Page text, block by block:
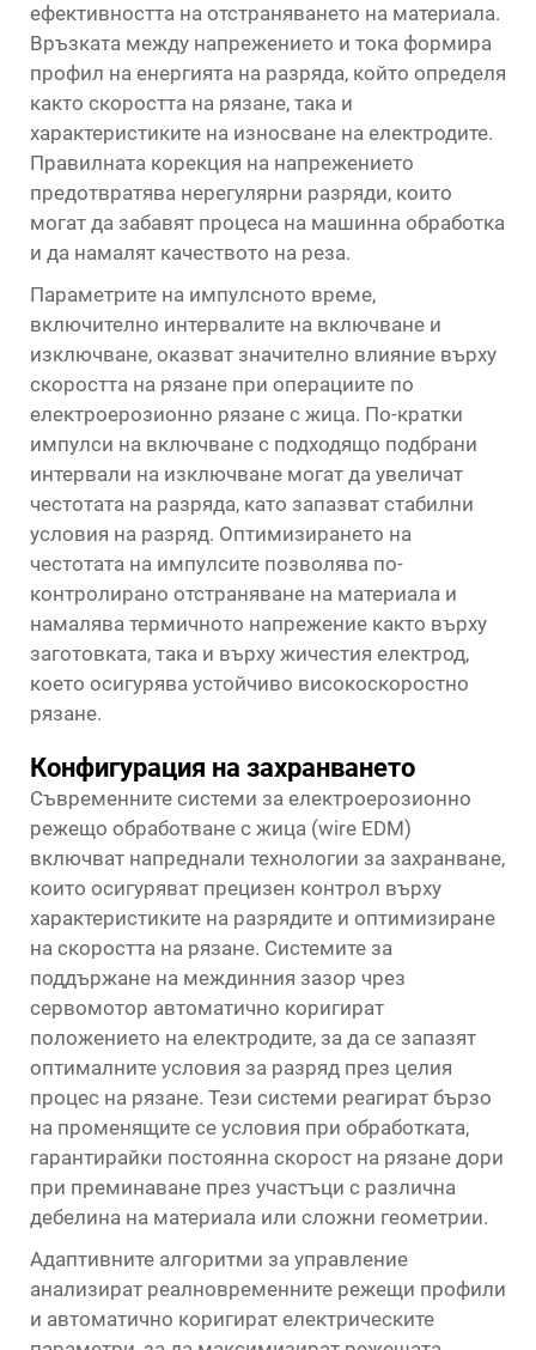
ефективността на отстраняването на материала.
Връзката между напрежението и тока формира
профил на енергията на разряда, който определя
както скоростта на рязане, така и
характеристиките на износване на електродите.
Правилната корекция на напрежението
предотвратява нерегулярни разряди, които
могат да забавят процеса на машинна обработка
и да намалят качеството на реза.
Параметрите на импулсното време,
включително интервалите на включване и
изключване, оказват значително влияние върху
скоростта на рязане при операциите по
електроерозионно рязане с жица. По-кратки
импулси на включване с подходящо подбрани
интервали на изключване могат да увеличат
честотата на разряда, като запазват стабилни
условия на разряд. Оптимизирането на
честотата на импулсите позволява по-
контролирано отстраняване на материала и
намалява термичното напрежение както върху
заготовката, така и върху жичестия електрод,
което осигурява устойчиво високоскоростно
рязане.
Конфигурация на захранването
Съвременните системи за електроерозионно
режещо обработване с жица (wire EDM)
включват напреднали технологии за захранване,
които осигуряват прецизен контрол върху
характеристиките на разрядите и оптимизиране
на скоростта на рязане. Системите за
поддържане на междинния зазор чрез
сервомотор автоматично коригират
положението на електродите, за да се запазят
оптималните условия за разряд през целия
процес на рязане. Тези системи реагират бързо
на променящите се условия при обработката,
гарантирайки постоянна скорост на рязане дори
при преминаване през участъци с различна
дебелина на материала или сложни геометрии.
Адаптивните алгоритми за управление
анализират реалновременните режещи профили
и автоматично коригират електрическите